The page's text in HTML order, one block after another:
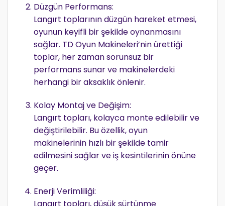
Düzgün Performans:
Langırt toplarının düzgün hareket etmesi,
oyunun keyifli bir şekilde oynanmasını
sağlar. TD Oyun Makineleri’nin ürettiği
toplar, her zaman sorunsuz bir
performans sunar ve makinelerdeki
herhangi bir aksaklık önlenir.
Kolay Montaj ve Değişim:
Langırt topları, kolayca monte edilebilir ve
değiştirilebilir. Bu özellik, oyun
makinelerinin hızlı bir şekilde tamir
edilmesini sağlar ve iş kesintilerinin önüne
geçer.
Enerji Verimliliği:
Langırt topları, düşük sürtünme